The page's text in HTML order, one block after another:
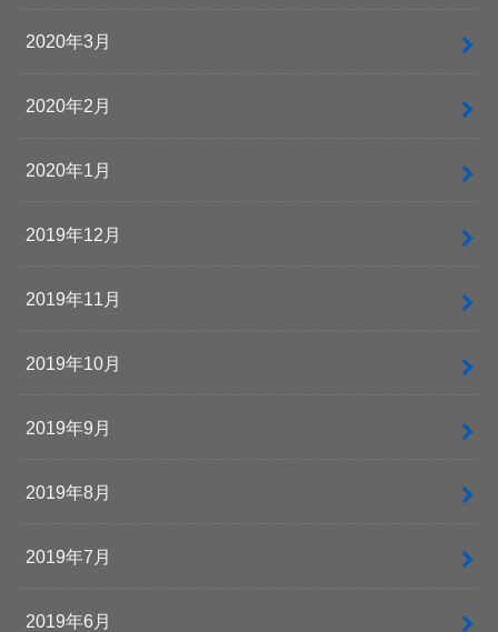
2020年3月
2020年2月
2020年1月
2019年12月
2019年11月
2019年10月
2019年9月
2019年8月
2019年7月
2019年6月